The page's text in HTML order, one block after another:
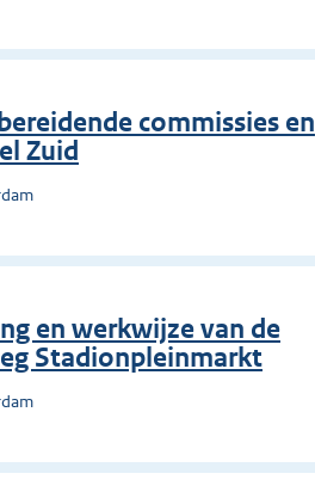
commissies en
Zuid
en werkwijze van de
Stadionpleinmarkt